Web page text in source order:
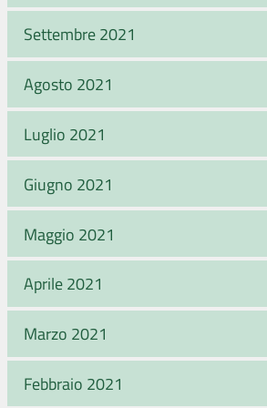
Settembre 2021
Agosto 2021
Luglio 2021
Giugno 2021
Maggio 2021
Aprile 2021
Marzo 2021
Febbraio 2021